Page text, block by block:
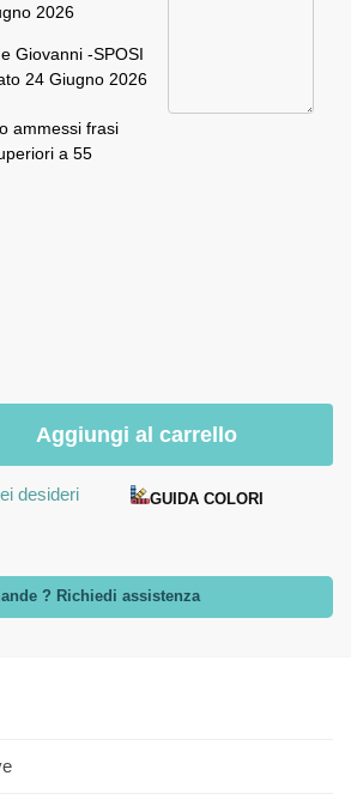
2026
Giovanni -SPOSI
24 Giugno 2026
ammessi frasi
a 55
Aggiungi al carrello
desideri GUIDA COLORI
? Richiedi assistenza